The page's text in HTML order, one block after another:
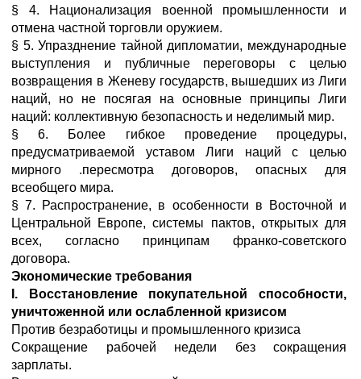
§ 4. Национализация военной промышленности и
отмена частной торговли оружием.
§ 5. Упразднение тайной дипломатии, международные
выступления и публичные переговоры с целью
возвращения в Женеву государств, вышедших из Лиги
наций, но не посягая на основные принципы Лиги
наций: коллективную безопасность и неделимый мир.
§ 6. Более гибкое проведение процедуры,
предусматриваемой уставом Лиги наций с целью
мирного .пересмотра договоров, опасных для
всеобщего мира.
§ 7. Распространение, в особенности в Восточной и
Центральной Европе, системы пактов, открытых для
всех, согласно принципам франко-советского
договора.
Экономические требования
I. Восстановление покупательной способности,
уничтоженной или ослабленной кризисом
Против безработицы и промышленного кризиса
Сокращение рабочей недели без сокращения
зарплаты.